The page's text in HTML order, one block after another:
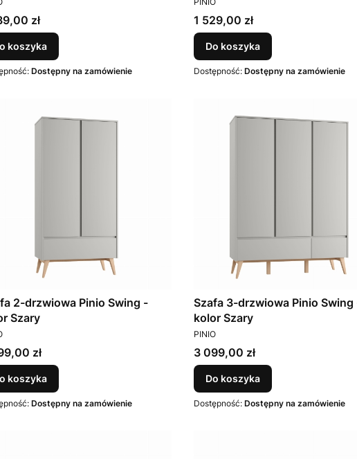
zł
koszyka
Dostępny na zamówienie
Cena
1 529,00 zł
Do koszyka
Dostępność: Dostępny na zamówienie
2-drzwiowa Pinio Swing -
Szary
zł
koszyka
Dostępny na zamówienie
Szafa 3-drzwiowa Pinio Swing
kolor Szary
PRODUCENT
PINIO
Cena
3 099,00 zł
Do koszyka
Dostępność: Dostępny na zamówienie